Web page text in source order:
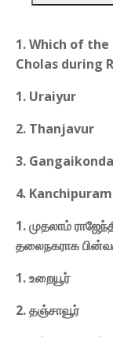
1. Which of
Cholas during
1. Uraiyur
2. Thanjavur
3.
4. Kanchipuram
1. முதலாம்
தலைநகராக
1. உறையூர்
2. தஞ்சாவூர்